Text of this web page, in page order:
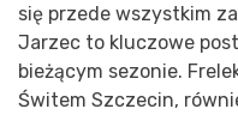
się przede wszystkim
Jarzec to kluczowe
bieżącym sezonie.
Świtem Szczecin,